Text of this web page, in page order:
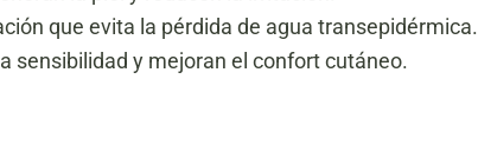
que evita la pérdida de agua transepidérmica.
sensibilidad y mejoran el confort cutáneo.